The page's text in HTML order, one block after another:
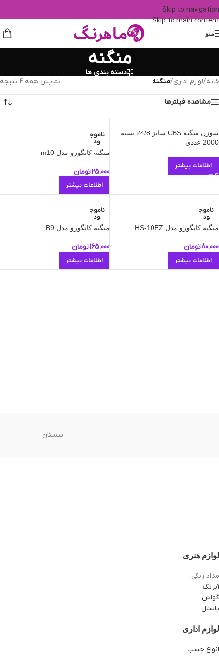
Skip to navigation
Skip to main content
منو
منگنه
دسته بندی ها
خانه/لوازم اداری/منگنه نمایش همه 4 نتیجه
مشاهده فیلترها
سوزن منگنه CBS سایز 24/8 بسته
2000 عددی
اطلاعات بیشتر
ناموج
ود
منگنه کانگورو مدل m10
25.000تومان
اطلاعات بیشتر
ناموج
ود
منگنه کانگورو مدل HS-10EZ
80.000تومان
اطلاعات بیشتر
ناموج
ود
منگنه کانگورو مدل B9
165.000تومان
اطلاعات بیشتر
نیستان
لوازم هنری
مداد رنگی
آبرنگ
گواش
پاستل
لوازم اداری
انواع چسب